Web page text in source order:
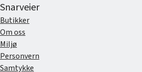
Snarveier
Butikker
Om oss
Miljø
Personvern
Samtykke